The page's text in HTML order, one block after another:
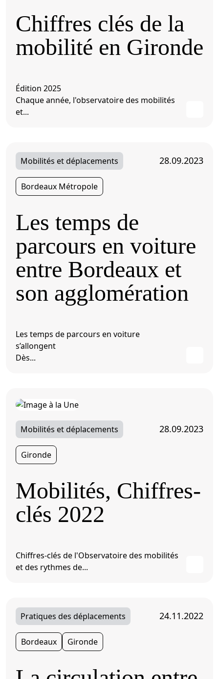
Chiffres clés de la
mobilité en Gironde
Édition 2025
Chaque année, l'observatoire des mobilités
et...
Mobilités et déplacements 28.09.2023
Bordeaux Métropole
Les temps de
parcours en voiture
entre Bordeaux et
son agglomération
Les temps de parcours en voiture
s’allongent
Dès...
Mobilités et déplacements 28.09.2023
Gironde
Mobilités, Chiffres-
clés 2022
Chiffres-clés de l'Observatoire des mobilités
et des rythmes de...
Pratiques des déplacements 24.11.2022
Bordeaux Gironde